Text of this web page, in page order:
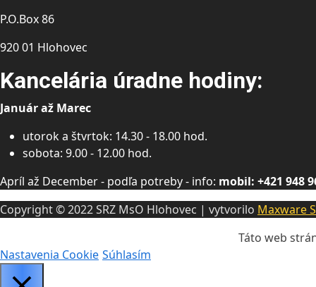
P.O.Box 86
920 01 Hlohovec
Kancelária úradne hodiny:
Január až Marec
utorok a štvrtok: 14.30 - 18.00 hod.
sobota: 9.00 - 12.00 hod.
Apríl až December - podľa potreby - info: mobil: +421 948
Copyright © 2022 SRZ MsO Hlohovec | vytvorilo Maxware
Táto web
Nastavenia Cookie Súhlasím